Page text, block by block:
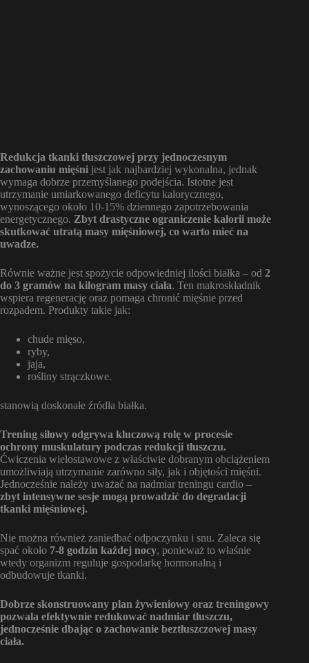
Redukcja tkanki tłuszczowej przy jednoczesnym
zachowaniu mięśni jest jak najbardziej wykonalna, jednak
wymaga dobrze przemyślanego podejścia. Istotne jest
utrzymanie umiarkowanego deficytu kalorycznego,
wynoszącego około 10-15% dziennego zapotrzebowania
energetycznego. Zbyt drastyczne ograniczenie kalorii może
skutkować utratą masy mięśniowej, co warto mieć na
uwadze.
Równie ważne jest spożycie odpowiedniej ilości białka – od 2
do 3 gramów na kilogram masy ciała. Ten makroskładnik
wspiera regenerację oraz pomaga chronić mięśnie przed
rozpadem. Produkty takie jak:
chude mięso,
ryby,
jaja,
rośliny strączkowe.
stanowią doskonałe źródła białka.
Trening siłowy odgrywa kluczową rolę w procesie
ochrony muskulatury podczas redukcji tłuszczu.
Ćwiczenia wielostawowe z właściwie dobranym obciążeniem
umożliwiają utrzymanie zarówno siły, jak i objętości mięśni.
Jednocześnie należy uważać na nadmiar treningu cardio –
zbyt intensywne sesje mogą prowadzić do degradacji
tkanki mięśniowej.
Nie można również zaniedbać odpoczynku i snu. Zaleca się
spać około 7-8 godzin każdej nocy, ponieważ to właśnie
wtedy organizm reguluje gospodarkę hormonalną i
odbudowuje tkanki.
Dobrze skonstruowany plan żywieniowy oraz treningowy
pozwala efektywnie redukować nadmiar tłuszczu,
jednocześnie dbając o zachowanie beztłuszczowej masy
ciała.